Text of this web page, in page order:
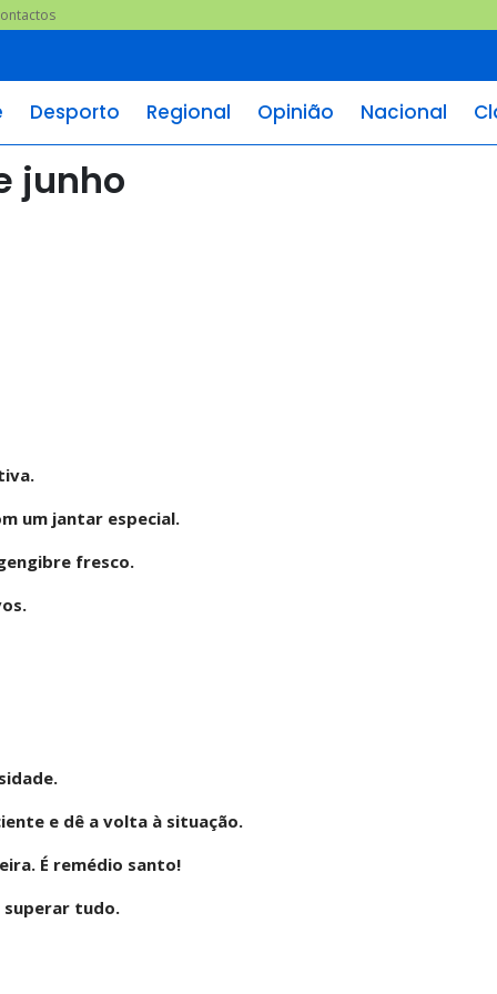
Desporto Regional Opinião Nacional
junho
um jantar especial.
fresco.
e dê a volta à situação.
É remédio santo!
superar tudo.